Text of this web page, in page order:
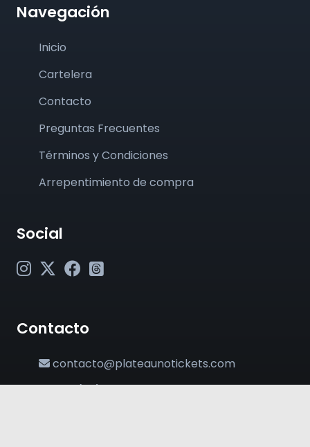
Navegación
Inicio
Cartelera
Contacto
Preguntas Frecuentes
Términos y Condiciones
Arrepentimiento de compra
Social
Contacto
contacto@plateaunotickets.com